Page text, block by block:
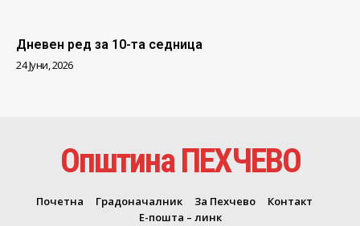
Дневен ред за 10-та седница
24 Јуни, 2026
Општина ПЕХЧЕВО
Почетна Градоначалник За Пехчево
Контакт
Е-пошта – линк